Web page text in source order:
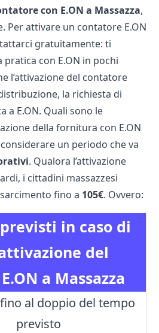
con E.ON a Massazza,
Per attivare un contatore E.ON
gratuitamente: ti
con E.ON in pochi
l’attivazione del contatore
la richiesta di
a E.ON. Quali sono le
della fornitura con E.ON
un periodo che va
. Qualora l’attivazione
i cittadini massazzesi
fino a 105€. Ovvero:
in caso di
del
a Massazza
al doppio del tempo
previsto